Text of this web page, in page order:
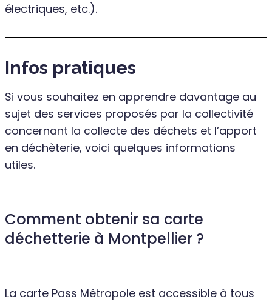
électriques, etc.).
Infos pratiques
Si vous souhaitez en apprendre davantage au
sujet des services proposés par la collectivité
concernant la collecte des déchets et l’apport
en déchèterie, voici quelques informations
utiles.
Comment obtenir sa carte
déchetterie à Montpellier ?
La carte Pass Métropole est accessible à tous